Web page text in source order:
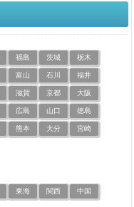
福島 茨城 栃木
富山 石川 福井
滋賀 京都 大阪
広島 山口 徳島
熊本 大分 宮崎
東海 関西 中国